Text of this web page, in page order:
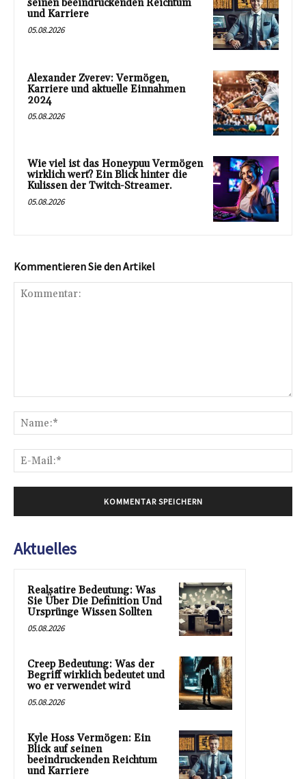
seinen beeindruckenden Reichtum
und Karriere
05.08.2026
Alexander Zverev: Vermögen,
Karriere und aktuelle Einnahmen
2024
05.08.2026
Wie viel ist das Honeypuu Vermögen
wirklich wert? Ein Blick hinter die
Kulissen der Twitch-Streamer.
05.08.2026
Kommentieren Sie den Artikel
Aktuelles
Realsatire Bedeutung: Was
Sie Über Die Definition Und
Ursprünge Wissen Sollten
05.08.2026
Creep Bedeutung: Was der
Begriff wirklich bedeutet und
wo er verwendet wird
05.08.2026
Kyle Hoss Vermögen: Ein
Blick auf seinen
beeindruckenden Reichtum
und Karriere